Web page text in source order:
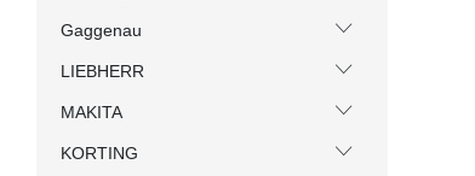
Gaggenau
LIEBHERR
MAKITA
KORTING